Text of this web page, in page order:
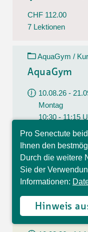
CHF 112.00
7 Lektionen
AquaGym /
AquaGym
10.08.26 -
Montag
10:30 - 11:15
CHF 112.00
7 Lektionen
GymFit+ / Kurs
GymFit+
Pro Senectute
Ihnen den
Durch die weitere
Sie der
Informationen:
Hinweis